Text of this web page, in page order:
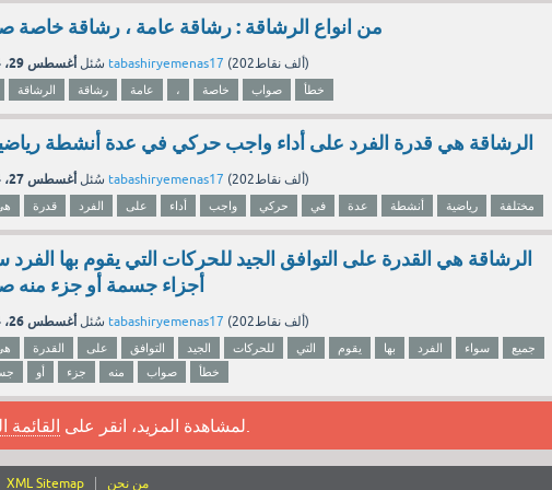
من انواع الرشاقة : رشاقة عامة ، رشاقة خاصة
سُئل أغسطس 29، 2024 tabashiryemenas17 ( 202ألفنقاط)
الرشاقة رشاقة عامة ، خاصة صواب خطأ
الرشاقة هي قدرة الفرد على أداء واجب حركي في عدة أنشطة
سُئل أغسطس 27، 2024 tabashiryemenas17 ( 202ألفنقاط)
قدرة الفرد على أداء واجب حركي في عدة أنشطة رياضية مختلفة
الرشاقة هي القدرة على التوافق الجيد للحركات التي يقوم بها الفرد
أجزاء جسمة أو جزء منه
سُئل أغسطس 26، 2024 tabashiryemenas17 ( 202ألفنقاط)
القدرة على التوافق الجيد للحركات التي يقوم بها الفرد سواء
جميع
أو جزء منه صواب خطأ
لمشاهدة المزيد، انقر على القائمة
XML Sitemap من نحن